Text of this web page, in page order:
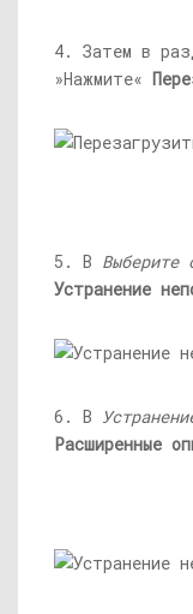
4. Затем в
»Нажмите«
5. В Выберите
Устранение
6. В
Расширенные